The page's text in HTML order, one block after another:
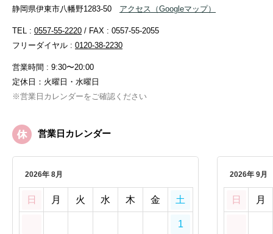
静岡県伊東市八幡野1283-50
アクセス （Googleマップ）
TEL : 0557-55-2220 / FAX : 0557-55-2055
フリーダイヤル : 0120-38-2230
営業時間 : 9:30〜20:00
定休日：火曜日・水曜日
※営業日カレンダーをご確認ください
営業日カレンダー
2026年 8月
日 月 火 水 木 金 土
1
2026年 9月
日 月